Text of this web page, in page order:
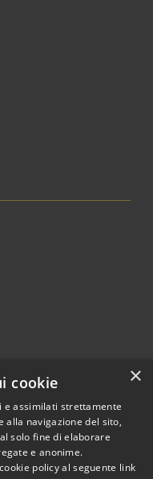
© 2026 • Comune di
×
cookie
e assimilati strettamente
alla navigazione del sito,
solo fine di elaborare
e anonime.
policy al seguente link